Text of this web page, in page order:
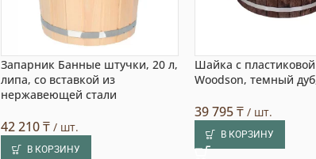
Запарник Банные штучки, 20 л,
липа, со вставкой из
нержавеющей стали
42 210₸/ шт.
В КОРЗИНУ
Шайка с
Woodson, темный
39 795₸ / шт.
В КОРЗИНУ